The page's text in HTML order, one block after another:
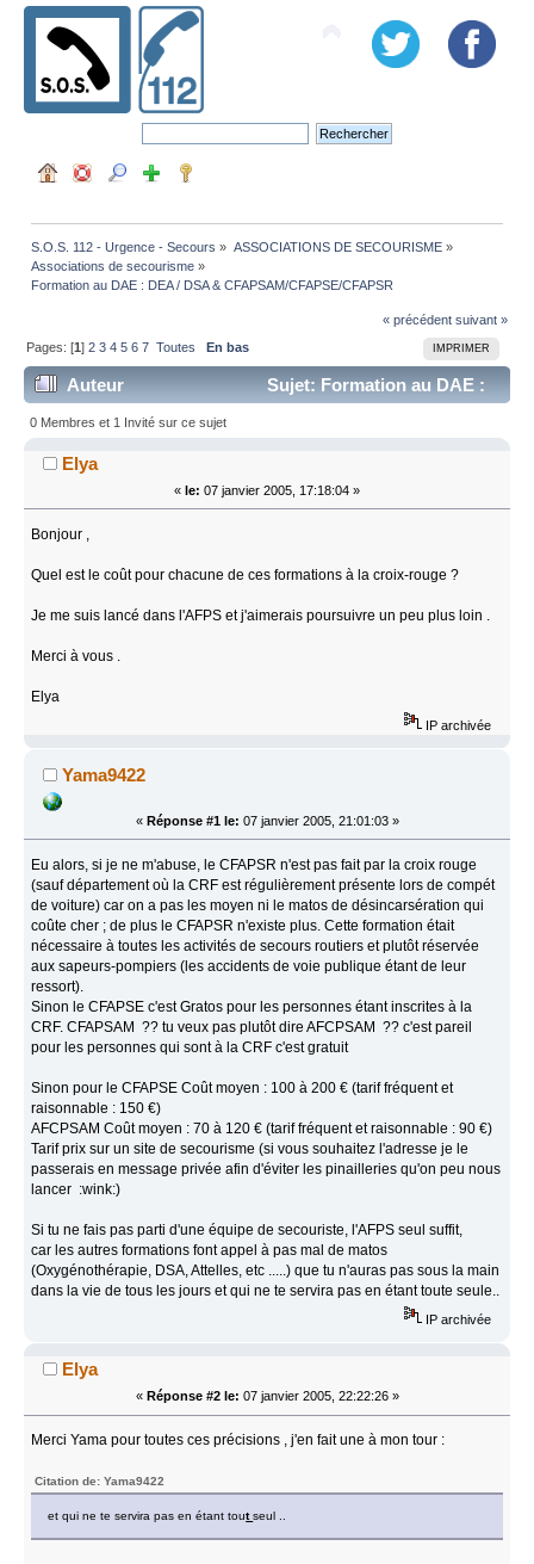
S.O.S. 112 - Urgence - Secours » ASSOCIATIONS DE SECOURISME»
Associations de secourisme »
Formation au DAE : DEA / DSA & CFAPSAM/CFAPSE/CFAPSR
« précédent suivant »
IMPRIMER
Pages: [1]2 3 4 5 6 7 Toutes En bas
Auteur
Sujet: Formation au DAE :
DEA / DSA & CFAPSAM/CFAPSE/CFAPSR (Lu 124405
fois)
0 Membres et 1 Invité sur ce sujet
Elya
« le: 07 janvier 2005, 17:18:04 »
Bonjour ,
Quel est le coût pour chacune de ces formations à la croix-rouge ?
Je me suis lancé dans l'AFPS et j'aimerais poursuivre un peu plus loin .
Merci à vous .
Elya
IP archivée
Yama9422
« Réponse #1 le: 07 janvier 2005, 21:01:03 »
Eu alors, si je ne m'abuse, le CFAPSR n'est pas fait par la croix rouge
(sauf département où la CRF est régulièrement présente lors de compét
de voiture) car on a pas les moyen ni le matos de désincarsération qui
coûte cher ; de plus le CFAPSR n'existe plus. Cette formation était
nécessaire à toutes les activités de secours routiers et plutôt réservée
aux sapeurs-pompiers (les accidents de voie publique étant de leur
ressort).
Sinon le CFAPSE c'est Gratos pour les personnes étant inscrites à la
CRF. CFAPSAM ?? tu veux pas plutôt dire AFCPSAM ?? c'est pareil
pour les personnes qui sont à la CRF c'est gratuit
Sinon pour le CFAPSE Coût moyen : 100 à 200 € (tarif fréquent et
raisonnable : 150 €)
AFCPSAM Coût moyen : 70 à 120 € (tarif fréquent et raisonnable : 90 €)
Tarif prix sur un site de secourisme (si vous souhaitez l'adresse je le
passerais en message privée afin d'éviter les pinailleries qu'on peu nous
lancer :wink:)
Si tu ne fais pas parti d'une équipe de secouriste, l'AFPS seul suffit,
car les autres formations font appel à pas mal de matos
(Oxygénothérapie, DSA, Attelles, etc .....) que tu n'auras pas sous la main
dans la vie de tous les jours et qui ne te servira pas en étant toute seule..
IP archivée
Elya
« Réponse #2 le: 07 janvier 2005, 22:22:26 »
Merci Yama pour toutes ces précisions , j'en fait une à mon tour :
Citation de: Yama9422
et qui ne te servira pas en étant toutseul ..